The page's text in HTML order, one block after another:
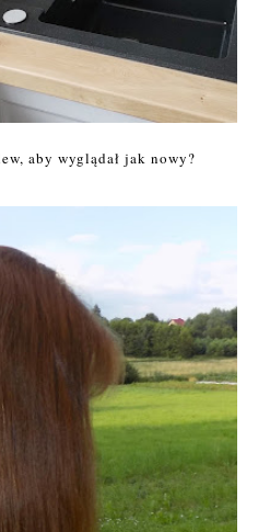
aby wyglądał jak nowy?